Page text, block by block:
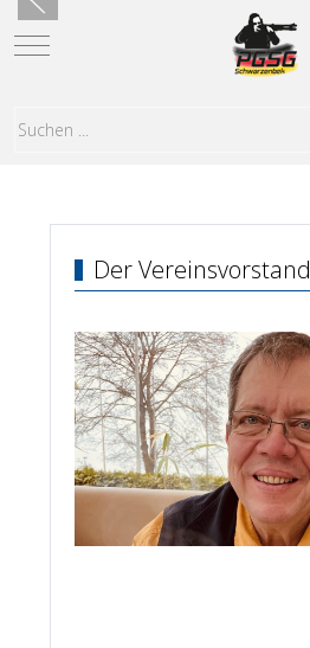
Mobile Menu Toggle
Der Vereinsvorstand